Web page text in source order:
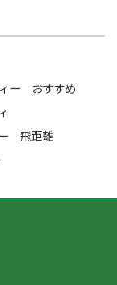
ー おすすめ
飛距離